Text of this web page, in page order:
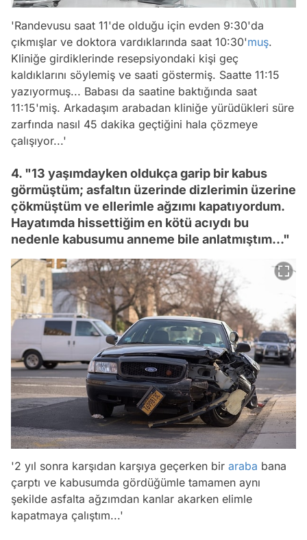
'Randevusu saat 11'de olduğu için evden 9:30'da
çıkmışlar ve doktora vardıklarında saat 10:30'muş.
Kliniğe girdiklerinde resepsiyondaki kişi geç
kaldıklarını söylemiş ve saati göstermiş. Saatte 11:15
yazıyormuş... Babası da saatine baktığında saat
11:15'miş. Arkadaşım arabadan kliniğe yürüdükleri süre
zarfında nasıl 45 dakika geçtiğini hala çözmeye
çalışıyor...'
4. "13 yaşımdayken oldukça garip bir kabus
görmüştüm; asfaltın üzerinde dizlerimin üzerine
çökmüştüm ve ellerimle ağzımı kapatıyordum.
Hayatımda hissettiğim en kötü acıydı bu
nedenle kabusumu anneme bile anlatmıştım..."
'2 yıl sonra karşıdan karşıya geçerken bir araba bana
çarptı ve kabusumda gördüğümle tamamen aynı
şekilde asfalta ağzımdan kanlar akarken elimle
kapatmaya çalıştım...'